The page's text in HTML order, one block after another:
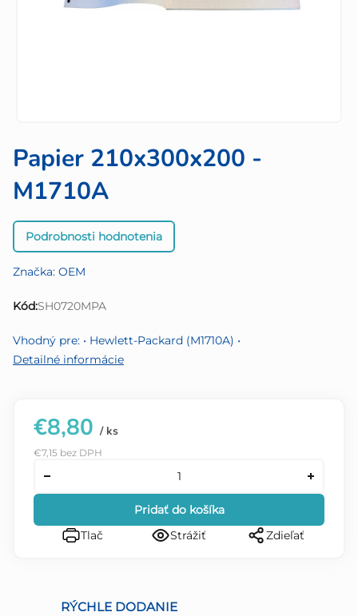
Papier 210x300x200 -
M1710A
Priemerné
hodnotenie
je
0,0
5
hviezdičiek.
Podrobnosti hodnotenia
Značka: OEM
Kód:SH0720MPA
Vhodný pre: • Hewlett-Packard (M1710A) •
Detailné informácie
€8,80 / ks
€7,15 bez DPH
Pridať do košíka
Tlač
Strážiť Zdieľať
RÝCHLE DODANIE